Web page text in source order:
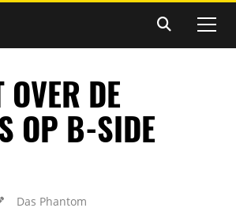
DE
OP B-SIDE
Das Phantom